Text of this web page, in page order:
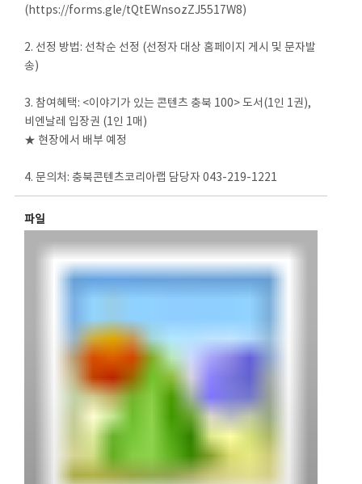
(https://forms.gle/tQtEWnsozZJ5517W8)
2. 선정 방법: 선착순 선정 (선정자 대상 홈페이지 게시 및 문자발
송)
3. 참여혜택: <이야기가 있는 콘텐츠 충북 100> 도서(1인 1권),
비엔날레 입장권 (1인 1매)
★ 현장에서 배부 예정
4. 문의처: 충북콘텐츠코리아랩 담당자 043-219-1221
파일